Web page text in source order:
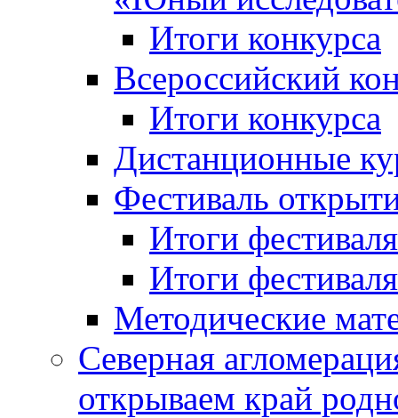
Итоги конкурса
Всероссийский
Итоги конкурса
Дистанционные
Фестиваль
Итоги
Итоги
Методические
Северная
открываем край